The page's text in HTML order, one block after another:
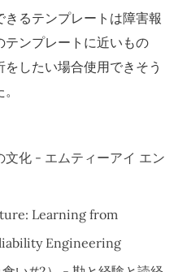
るテンプレートは障害報
ンプレートに近いもの
したい場合使用できそう
文化 - エムティーアイ エン
Learning from
Engineering